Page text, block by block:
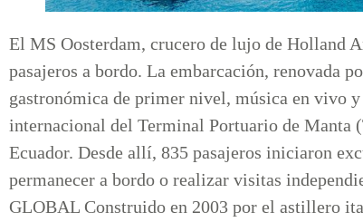
El MS Oosterdam, crucero de lujo de Holland
pasajeros a bordo. La embarcación, renovada
gastronómica de primer nivel, música en vivo
internacional del Terminal Portuario de Manta
Ecuador. Desde allí, 835 pasajeros iniciaron
permanecer a bordo o realizar visitas
GLOBAL Construido en 2003 por el astillero